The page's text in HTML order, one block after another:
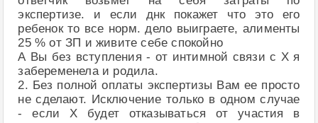
экспертизе. и если днк покажет что это его
ребенок то все норм. дело выиграете, алименты
25 % от ЗП и живите себе спокойно
А Вы без вступления - от интимной связи с Х я
забеременела и родила.
2. Без полной оплаты экспертизы Вам ее просто
не сделают. Исключение только в одном случае
- если Х будет отказываться от участия в